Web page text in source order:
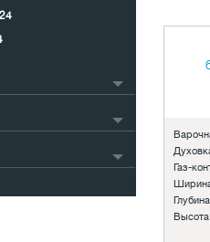
Газ-
24
10